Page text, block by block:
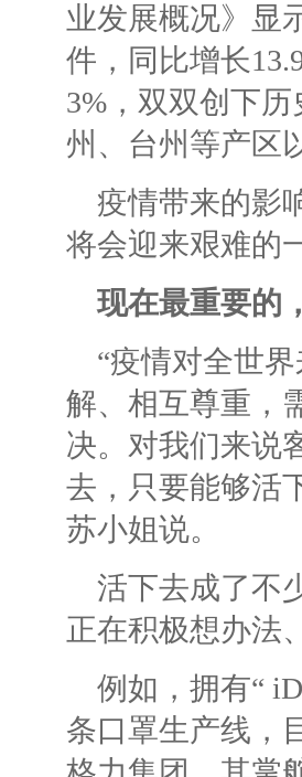
业发展概况》显
件，同比增长
3%，双双创下
州、台州等产区
疫情带来的影
将会迎来艰难的
现在最重要的
“疫情对全世
解、相互尊重，
决。对我们来说
去，只要能够活
苏小姐说。
活下去成了不
正在积极想办法
例如，拥有“
条口罩生产线，